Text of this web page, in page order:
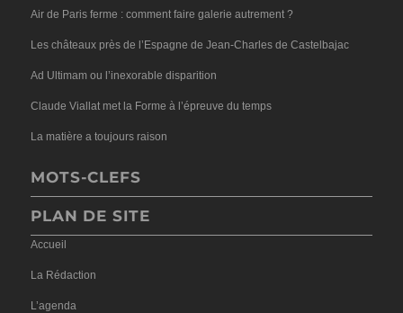
Air de Paris ferme : comment faire galerie autrement ?
Les châteaux près de l’Espagne de Jean-Charles de Castelbajac
Ad Ultimam ou l’inexorable disparition
Claude Viallat met la Forme à l’épreuve du temps
La matière a toujours raison
MOTS-CLEFS
PLAN DE SITE
Accueil
La Rédaction
L’agenda